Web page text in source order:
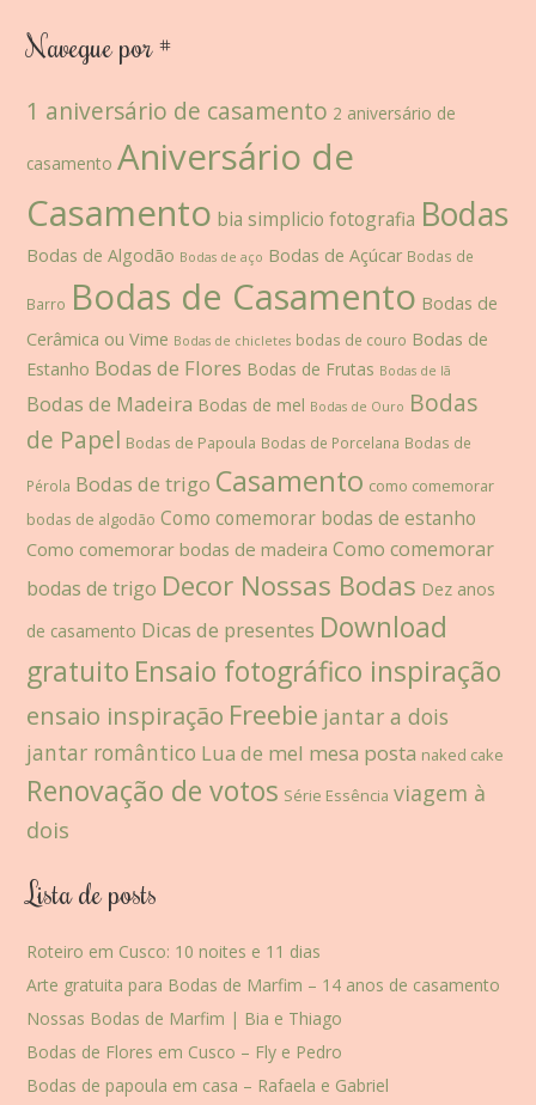
Navegue por #
1 aniversário de casamento 2 aniversário de
casamento Aniversário de
Casamento bia simplicio fotografia Bodas
Bodas de Algodão Bodas de aço Bodas de Açúcar Bodas de
Barro Bodas de Casamento Bodas de
Cerâmica ou Vime Bodas de chicletes bodas de couro Bodas de
Estanho Bodas de Flores Bodas de Frutas Bodas de lã
Bodas de Madeira Bodas de mel Bodas de Ouro Bodas
de Papel Bodas de Papoula Bodas de Porcelana Bodas de
Pérola Bodas de trigo Casamento como comemorar
bodas de algodão Como comemorar bodas de estanho
Como comemorar bodas de madeira Como comemorar
bodas de trigo Decor Nossas Bodas Dez anos
de casamento Dicas de presentes Download
gratuito Ensaio fotográfico inspiração
ensaio inspiração Freebie jantar a dois
jantar romântico Lua de mel mesa posta naked cake
Renovação de votos Série Essência viagem à
dois
Lista de posts
Roteiro em Cusco: 10 noites e 11 dias
Arte gratuita para Bodas de Marfim – 14 anos de casamento
Nossas Bodas de Marfim | Bia e Thiago
Bodas de Flores em Cusco – Fly e Pedro
Bodas de papoula em casa – Rafaela e Gabriel